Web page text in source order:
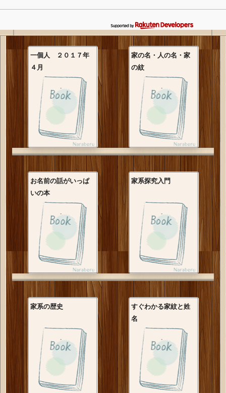
一個人 ２０１７年
４月
家の名・人の名・家
の紋
お名前の話がいっぱ
いの本
家系探究入門
家系の歴史
すぐわかる家紋と姓
名